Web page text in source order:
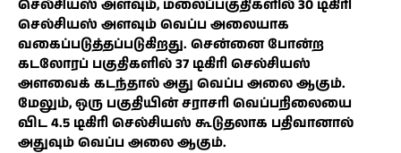
செல்சியஸ் அளவும், மலைப்பகுதிகளில் 30 டிகிரி
செல்சியஸ் அளவும் வெப்ப அலையாக
வகைப்படுத்தப்படுகிறது. சென்னை போன்ற
கடலோரப் பகுதிகளில் 37 டிகிரி செல்சியஸ்
அளவைக் கடந்தால் அது வெப்ப அலை ஆகும்.
மேலும், ஒரு பகுதியின் சராசரி வெப்பநிலையை
விட 4.5 டிகிரி செல்சியஸ் கூடுதலாக பதிவானால்
அதுவும் வெப்ப அலை ஆகும்.